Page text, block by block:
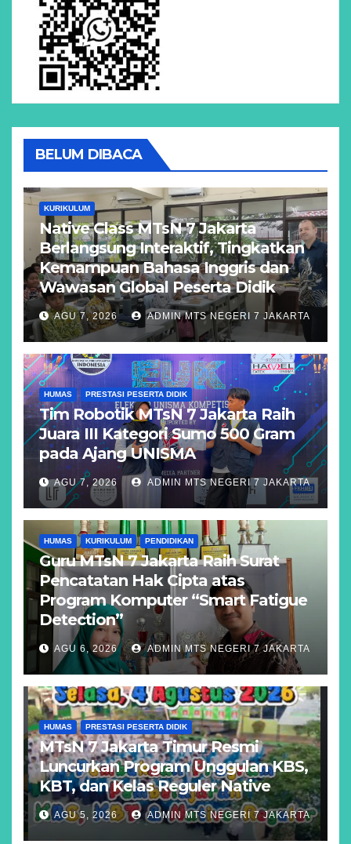
BELUM DIBACA
KURIKULUM
Native Class MTsN 7 Jakarta
Berlangsung Interaktif, Tingkatkan
Kemampuan Bahasa Inggris dan
Wawasan Global Peserta Didik
AGU 7, 2026 ADMIN MTS NEGERI 7 JAKARTA
HUMAS PRESTASI PESERTA DIDIK
Tim Robotik MTsN 7 Jakarta Raih
Juara III Kategori Sumo 500 Gram
pada Ajang UNISMA
AGU 7, 2026 ADMIN MTS NEGERI 7 JAKARTA
HUMAS KURIKULUM PENDIDIKAN
Guru MTsN 7 Jakarta Raih Surat
Pencatatan Hak Cipta atas
Program Komputer “Smart Fatigue
Detection”
AGU 6, 2026 ADMIN MTS NEGERI 7 JAKARTA
HUMAS PRESTASI PESERTA DIDIK
MTsN 7 Jakarta Timur Resmi
Luncurkan Program Unggulan KBS,
KBT, dan Kelas Reguler Native
AGU 5, 2026 ADMIN MTS NEGERI 7 JAKARTA